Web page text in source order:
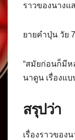
ราวของนางแ
ยายคำปุ่น วัย
“สมัยก่อนก็มีห
นาดูน เรื่องแ
สรุปว่า
เรื่องราวของ